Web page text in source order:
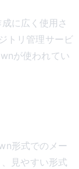
に広く使用さ
トリ管理サービ
が使われてい
形式でのメー
見やすい形式